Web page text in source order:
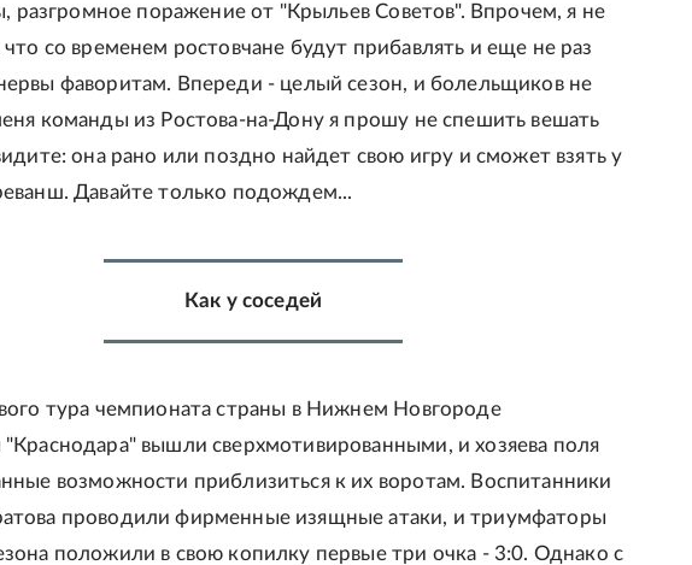
разгромное поражение от "Крыльев Советов". Впрочем, я не
со временем ростовчане будут прибавлять и еще не раз
фаворитам. Впереди - целый сезон, и болельщиков не
команды из Ростова-на-Дону я прошу не спешить вешать
она рано или поздно найдет свою игру и сможет взять у
Давайте только подождем...
Как у соседей
тура чемпионата страны в Нижнем Новгороде
вышли сверхмотивированными, и хозяева поля
возможности приблизиться к их воротам. Воспитанники
проводили фирменные изящные атаки, и триумфаторы
положили в свою копилку первые три очка - 3:0. Однако с